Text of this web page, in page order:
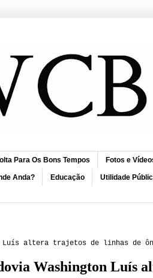
Para Os Bons Tempos Fotos e
Anda? Educação Utilidade
Luís altera trajetos de linhas de
Washington Luís